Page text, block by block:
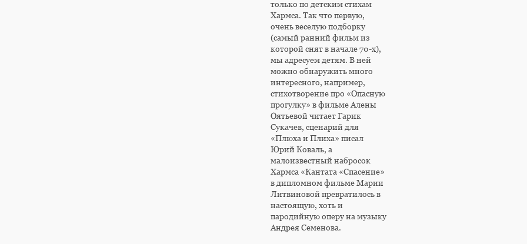
только по детским стихам
Хармса. Так что первую,
очень веселую подборку
(самый ранний фильм из
которой снят в начале 70-х),
мы адресуем детям. В ней
можно обнаружить много
интересного, например,
стихотворение про «Опасную
прогулку» в фильме Алены
Оятьевой читает Гарик
Сукачев, сценарий для
«Плюха и Плиха» писал
Юрий Коваль, а
малоизвестный набросок
Хармса «Кантата «Спасение»
в дипломном фильме Марии
Литвиновой превратилось в
настоящую, хоть и
пародийную оперу на музыку
Андрея Семенова.